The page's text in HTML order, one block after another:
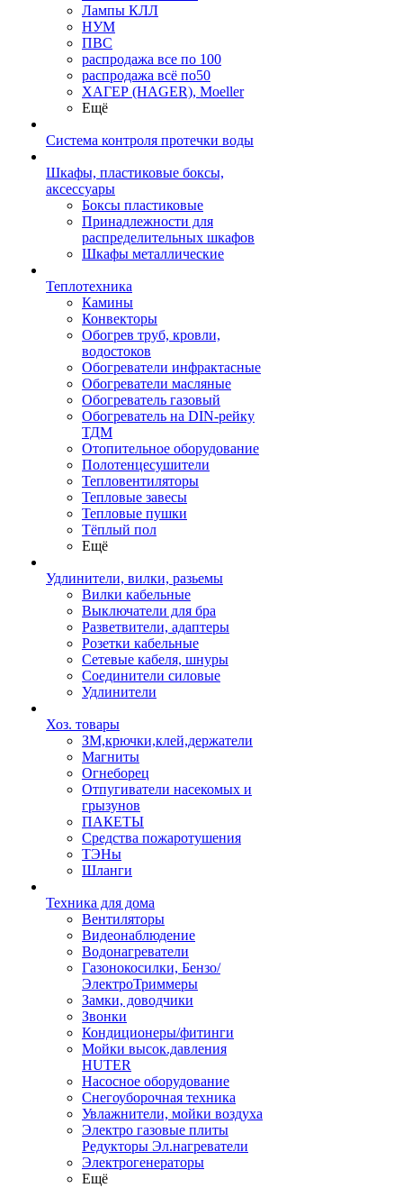
Лампы КЛЛ
НУМ
ПВС
распродажа все по 100
распродажа всё по50
ХАГЕР (HAGER), Moeller
Ещё
Система контроля протечки воды
Шкафы, пластиковые боксы,
аксессуары
Боксы пластиковые
Принадлежности для
распределительных шкафов
Шкафы металлические
Теплотехника
Камины
Конвекторы
Обогрев труб, кровли,
водостоков
Обогреватели инфрактасные
Обогреватели масляные
Обогреватель газовый
Обогреватель на DIN-рейку
ТДМ
Отопительное оборудование
Полотенцесушители
Тепловентиляторы
Тепловые завесы
Тепловые пушки
Тёплый пол
Ещё
Удлинители, вилки, разьемы
Вилки кабельные
Выключатели для бра
Разветвители, адаптеры
Розетки кабельные
Сетевые кабеля, шнуры
Соединители силовые
Удлинители
Хоз. товары
ЗМ,крючки,клей,держатели
Магниты
Огнеборец
Отпугиватели насекомых и
грызунов
ПАКЕТЫ
Средства пожаротушения
ТЭНы
Шланги
Техника для дома
Вентиляторы
Видеонаблюдение
Водонагреватели
Газонокосилки, Бензо/
ЭлектроТриммеры
Замки, доводчики
Звонки
Кондиционеры/фитинги
Мойки высок.давления
HUTER
Насосное оборудование
Снегоуборочная техника
Увлажнители, мойки воздуха
Электро газовые плиты
Редукторы Эл.нагреватели
Электрогенераторы
Ещё